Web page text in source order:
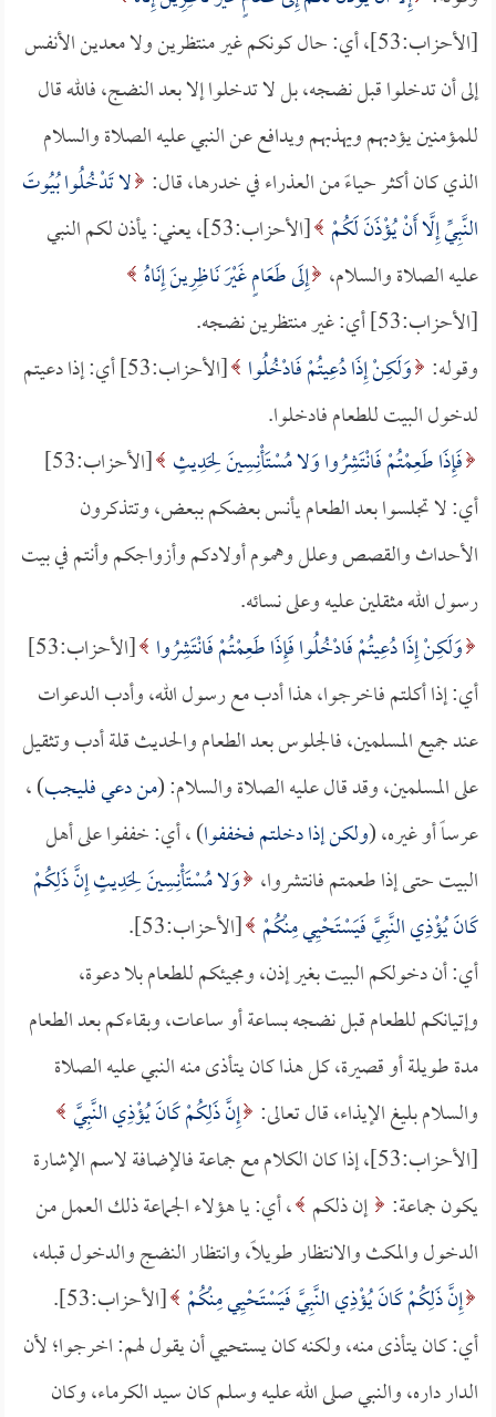
[الأحزاب:53]، أي: حال كونكم غير منتظرين ولا معدين الأنفس
إلى أن تدخلوا قبل نضجه، بل لا تدخلوا إلا بعد النضج، فالله قال
للمؤمنين يؤدبهم ويهذبهم ويدافع عن النبي عليه الصلاة والسلام
الذي كان أكثر حياءً من العذراء في خدرها، قال: لا تَدْخُلُوا بُيُوتَ
النَّبِيِّ إِلَّا أَنْ يُؤْذَنَ لَكُمْ
[الأحزاب:53]، يعني: يأذن لكم النبي
عليه الصلاة والسلام، إِلَى طَعَامٍ غَيْرَ نَاظِرِينَ إِنَاهُ
[الأحزاب:53] أي: غير منتظرين نضجه.
وقوله: وَلَكِنْ إِذَا دُعِيتُمْ فَادْخُلُوا
[الأحزاب:53] أي: إذا دعيتم
لدخول البيت للطعام فادخلوا.
فَإِذَا طَعِمْتُمْ فَانْتَشِرُوا وَلا مُسْتَأْنِسِينَ لِحَدِيثٍ
[الأحزاب:53]
أي: لا تجلسوا بعد الطعام يأنس بعضكم ببعض، وتتذكرون
الأحداث والقصص وعلل وهموم أولادكم وأزواجكم وأنتم في بيت
رسول الله مثقلين عليه وعلى نسائه.
وَلَكِنْ إِذَا دُعِيتُمْ فَادْخُلُوا فَإِذَا طَعِمْتُمْ فَانْتَشِرُوا
[الأحزاب:53]
أي: إذا أكلتم فاخرجوا، هذا أدب مع رسول الله، وأدب الدعوات
عند جميع المسلمين، فالجلوس بعد الطعام والحديث قلة أدب وتثقيل
على المسلمين، وقد قال عليه الصلاة والسلام: (من دعي فليجب) ،
عرساً أو غيره، (ولكن إذا دخلتم فخففوا) ، أي: خففوا على أهل
البيت حتى إذا طعمتم فانتشروا، وَلا مُسْتَأْنِسِينَ لِحَدِيثٍ إِنَّ ذَلِكُمْ
كَانَ يُؤْذِي النَّبِيَّ فَيَسْتَحْيِي مِنْكُمْ [الأحزاب:53].
أي: أن دخولكم البيت بغير إذن، ومجيئكم للطعام بلا دعوة،
وإتيانكم للطعام قبل نضجه بساعة أو ساعات، وبقاءكم بعد الطعام
مدة طويلة أو قصيرة، كل هذا كان يتأذى منه النبي عليه الصلاة
والسلام بليغ الإيذاء، قال تعالى: إِنَّ ذَلِكُمْ كَانَ يُؤْذِي النَّبِيَّ
[الأحزاب:53]، إذا كان الكلام مع جماعة فالإضافة لاسم الإشارة
يكون جماعة: إن ذلكم ، أي: يا هؤلاء الجماعة ذلك العمل من
الدخول والمكث والانتظار طويلاً، وانتظار النضج والدخول قبله،
إِنَّ ذَلِكُمْ كَانَ يُؤْذِي النَّبِيَّ فَيَسْتَحْيِي مِنْكُمْ [الأحزاب:53].
أي: كان يتأذى منه، ولكنه كان يستحيي أن يقول لهم: اخرجوا؛ لأن
الدار داره، والنبي صلى الله عليه وسلم كان سيد الكرماء، وكان